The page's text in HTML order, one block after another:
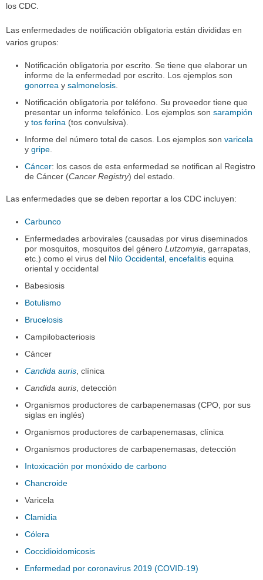
los CDC.
Las enfermedades de notificación obligatoria están divididas en
varios grupos:
Notificación obligatoria por escrito. Se tiene que elaborar un
informe de la enfermedad por escrito. Los ejemplos son
gonorrea ysalmonelosis
Notificación obligatoria por teléfono. Su proveedor tiene que
presentar un informe telefónico. Los ejemplos sonsarampión
ytos ferina (tos convulsiva).
Informe del número total de casos. Los ejemplos sonvaricela
ygripe
Cáncer: los casos de esta enfermedad se notifican al Registro
de Cáncer (Cancer Registry) del estado.
Las enfermedades que se deben reportar a los CDC incluyen:
Carbunco
Enfermedades arbovirales (causadas por virus diseminados
por mosquitos, mosquitos del géneroLutzomyia, garrapatas,
etc.) como el virus del Nilo Occidental,encefalitis equina
oriental y occidental
Babesiosis
Botulismo
Brucelosis
Campilobacteriosis
Cáncer
Candida auris, clínica
Candida auris, detección
Organismos productores de carbapenemasas (CPO, por sus
siglas en inglés)
Organismos productores de carbapenemasas, clínica
Organismos productores de carbapenemasas, detección
Intoxicación por monóxido de carbono
Chancroide
Varicela
Clamidia
Cólera
Coccidioidomicosis
Enfermedad por coronavirus 2019 (COVID-19)